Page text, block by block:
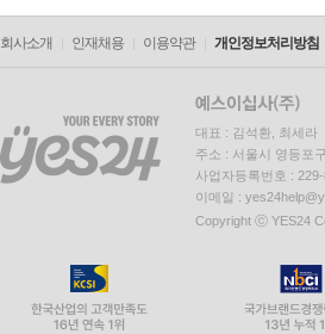
회사소개 인재채용 이용약관 개인정보처리방침
대표 : 김석환, 최세라
주소 : 서울시 영등포
사업자등록번호 :
이메일 :
Copyright ⓒ YES24